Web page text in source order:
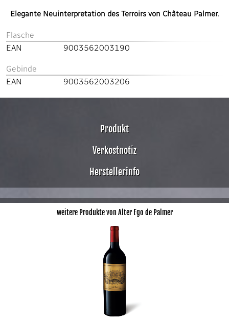
Elegante Neuinterpretation des Terroirs von Château Palmer.
Flasche
EAN
9003562003190
Gebinde
EAN
9003562003206
Produkt
Verkostnotiz
Herstellerinfo
weitere Produkte von Alter Ego de Palmer